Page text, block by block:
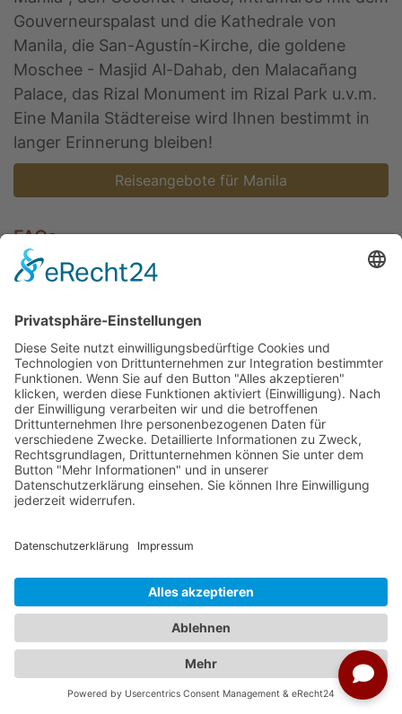
Gouverneurspalast und die Kathedrale von
Manila, die San-Agustín-Kirche, die goldene
Moschee - Masjid Al-Dahab, den Malacañang
Palace, das Rizal Monument im Rizal Park u.v.m.
Eine Manila Städtereise wird Ihnen bestimmt in
langer Erinnerung bleiben!
Reiseangebote für Manila
FAQs
Mit welchem Veranstalter kann ich in das
Mit folgenen Veranstaltern können Sie in
das Land Philippinen reisen:
Ikarus Tours
Meiers Weltreisen
SKR Reisen
DIAMIR Erlebnisreisen
Hauser exkursionen
Wikinger Reisen
Mehr erfahren
Was sind die Top Sehenswürdigkeiten des